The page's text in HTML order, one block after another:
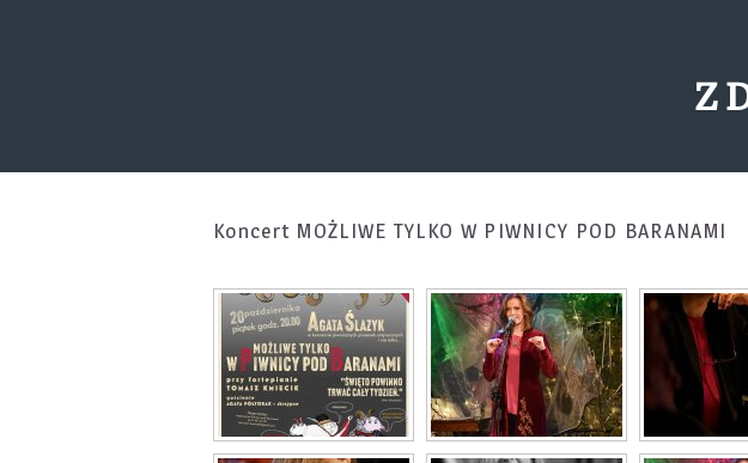
Koncert MOŻLIWE TYLKO W PIWNICY POD BARANAMI